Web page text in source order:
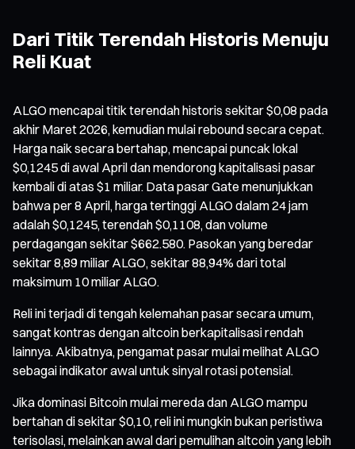
Dari Titik Terendah Historis Menuju
Reli Kuat
ALGO mencapai titik terendah historis sekitar $0,08 pada
akhir Maret 2026, kemudian mulai rebound secara cepat.
Harga naik secara bertahap, mencapai puncak lokal
$0,1245 di awal April dan mendorong kapitalisasi pasar
kembali di atas $1 miliar. Data pasar Gate menunjukkan
bahwa per 8 April, harga tertinggi ALGO dalam 24 jam
adalah $0,1245, terendah $0,1108, dan volume
perdagangan sekitar $662.580. Pasokan yang beredar
sekitar 8,89 miliar ALGO, sekitar 88,94% dari total
maksimum 10 miliar ALGO.
Reli ini terjadi di tengah kelemahan pasar secara umum,
sangat kontras dengan altcoin berkapitalisasi rendah
lainnya. Akibatnya, pengamat pasar mulai melihat ALGO
sebagai indikator awal untuk sinyal rotasi potensial.
Jika dominasi Bitcoin mulai mereda dan ALGO mampu
bertahan di sekitar $0,10, reli ini mungkin bukan peristiwa
terisolasi, melainkan awal dari pemulihan altcoin yang lebih